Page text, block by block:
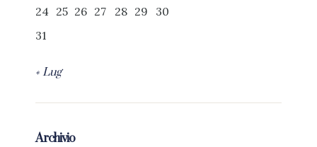
24 25 26 27 28 29
30
31
« Lug
Archivio